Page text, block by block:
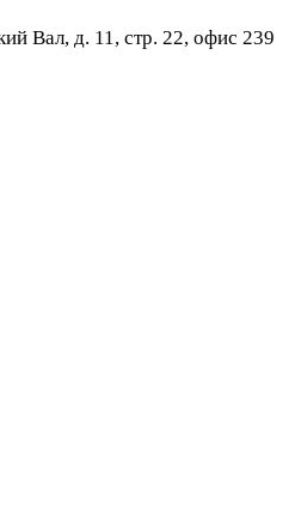
Вал, д. 11, стр. 22, офис 239